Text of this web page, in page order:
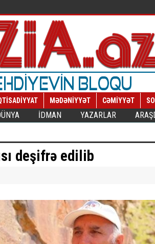
MƏDƏNİYYƏT CƏMİYYƏT
İDMAN YAZARLAR
deşifrə edilib